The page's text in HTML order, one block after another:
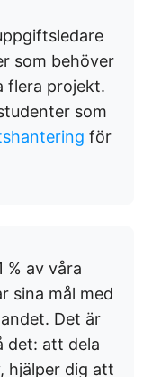
som behöver
flera projekt.
som
för
% av våra
sina mål med
Det är
det: att dela
hjälper dig att